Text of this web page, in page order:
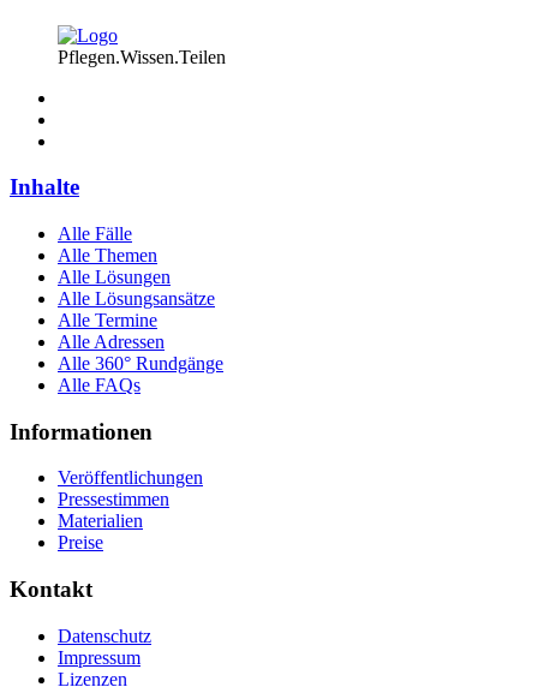
Pflegen.Wissen.Teilen
Inhalte
Alle Fälle
Alle Themen
Alle Lösungen
Alle Lösungsansätze
Alle Termine
Alle Adressen
Alle 360° Rundgänge
Alle FAQs
Informationen
Veröffentlichungen
Pressestimmen
Materialien
Preise
Kontakt
Datenschutz
Impressum
Lizenzen